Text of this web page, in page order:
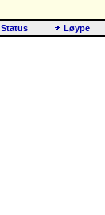
Status
Løype